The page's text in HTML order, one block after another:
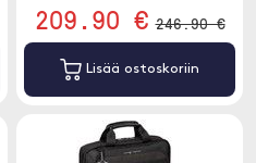
209.90 € 246.90 €
Lisää ostoskoriin